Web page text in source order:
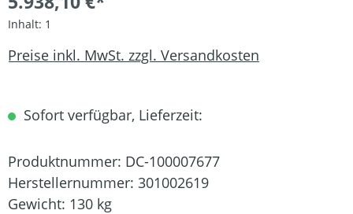
Inhalt: 1
Preise inkl. MwSt. zzgl. Versandkosten
Sofort verfügbar, Lieferzeit:
Produktnummer: DC-100007677
Herstellernummer: 301002619
Gewicht: 130 kg